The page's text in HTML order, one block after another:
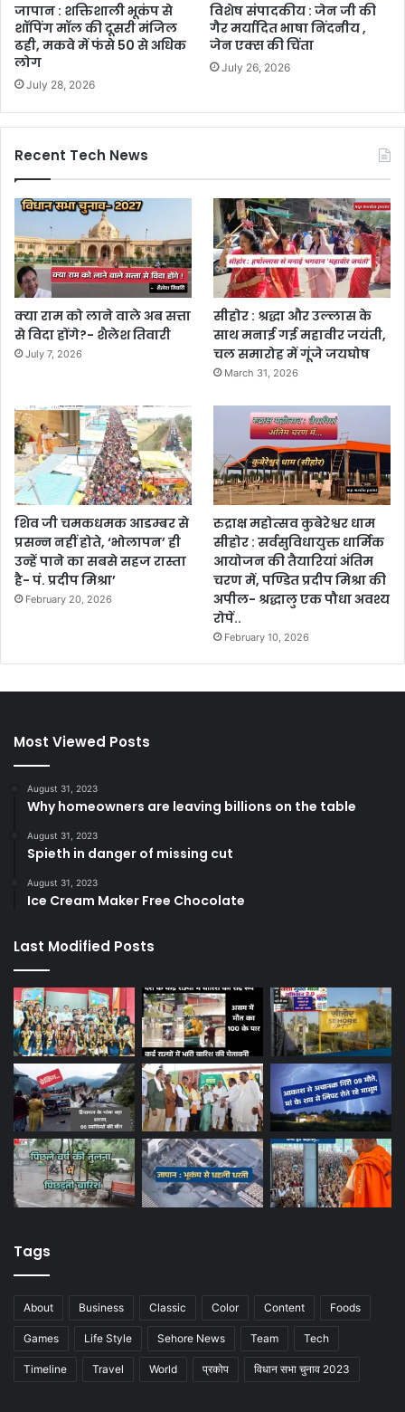
जापान : शक्तिशाली भूकंप से
शॉपिंग मॉल की दूसरी मंजिल
ढही, मकवे में फंसे 50 से अधिक
लोग
July 28, 2026
विशेष संपादकीय : जेन जी की
गैर मर्यादित भाषा निंदनीय ,
जेन एक्स की चिंता
July 26, 2026
Recent Tech News
क्या राम को लाने वाले अब सत्ता
से विदा होंगे?- शैलेश तिवारी
July 7, 2026
सीहोर : श्रद्धा और उल्लास के
साथ मनाई गई महावीर जयंती,
चल समारोह में गूंजे जयघोष
March 31, 2026
शिव जी चमकधमक आडम्बर से
प्रसन्न नहीं होते, ‘भोलापन’ ही
उन्हें पाने का सबसे सहज रास्ता
है- पं. प्रदीप मिश्रा’
February 20, 2026
रुद्राक्ष महोत्सव कुबेरेश्वर धाम
सीहोर : सर्वसुविधायुक्त धार्मिक
आयोजन की तैयारियां अंतिम
चरण में, पण्डित प्रदीप मिश्रा की
अपील- श्रद्धालु एक पौधा अवश्य
रोपें..
February 10, 2026
Most Viewed Posts
August 31, 2023
Why homeowners are leaving billions on the table
August 31, 2023
Spieth in danger of missing cut
August 31, 2023
Ice Cream Maker Free Chocolate
Last Modified Posts
Tags
About Business Classic Color Content Foods
Games Life Style Sehore News Team Tech
Timeline Travel World प्रकोप विधान सभा चुनाव 2023